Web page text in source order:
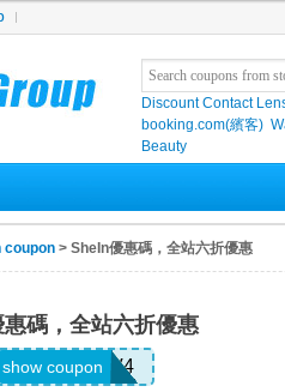
Discount Contact
booking.com(繽客)
Beauty
coupon > SheIn優惠碼，全站六折優惠
碼，全站六折優惠
LS8V4
show coupon